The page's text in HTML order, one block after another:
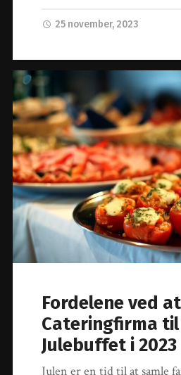
25 november, 2023
Fordelene ved
Cateringfirma til
Julebuffet i 2023
Julen er en tid til at samle